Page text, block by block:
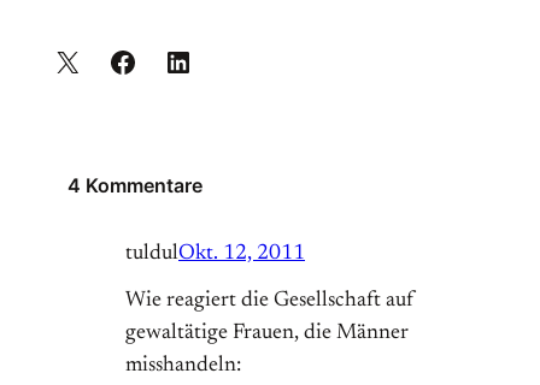
4 Kommentare
tuldulOkt. 12, 2011
Wie reagiert die Gesellschaft auf
gewaltätige Frauen, die Männer
misshandeln: